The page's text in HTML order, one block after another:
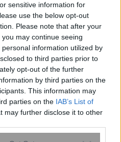
sensitive information for
use the below opt-out
Please note that after your
may continue seeing
information utilized by
to third parties prior to
opt-out of the further
by third parties on the
This information may
parties on the IAB’s List of
may further disclose it to other
απέκτησε
και